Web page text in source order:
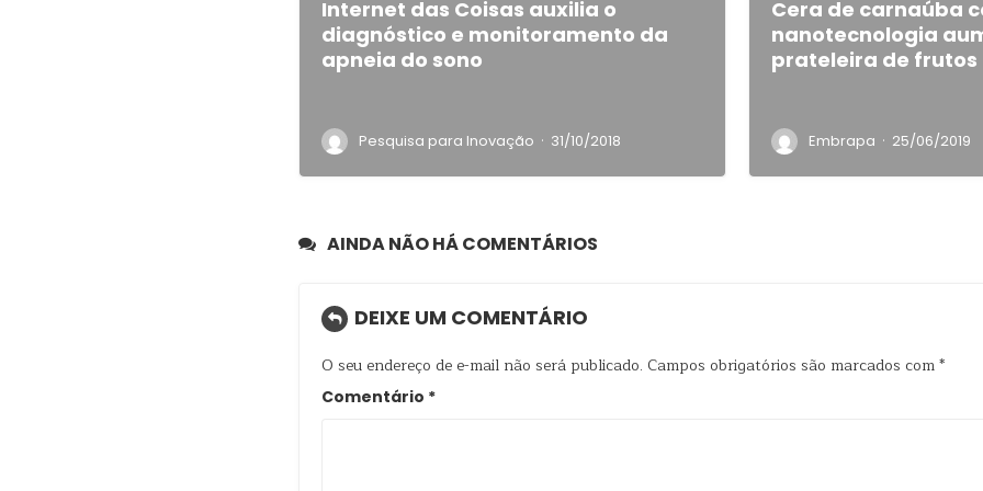
Internet das Coisas auxilia o
diagnóstico e monitoramento da
apneia do sono
Pesquisa para Inovação · 31/10/2018
Cera de carnaúba
nanotecnologia
prateleira de frutos
Embrapa · 25/06/2019
AINDA NÃO HÁ COMENTÁRIOS
DEIXE UM COMENTÁRIO
O seu endereço de e-mail não será publicado. Campos obrigatórios são marcados com*
Comentário *